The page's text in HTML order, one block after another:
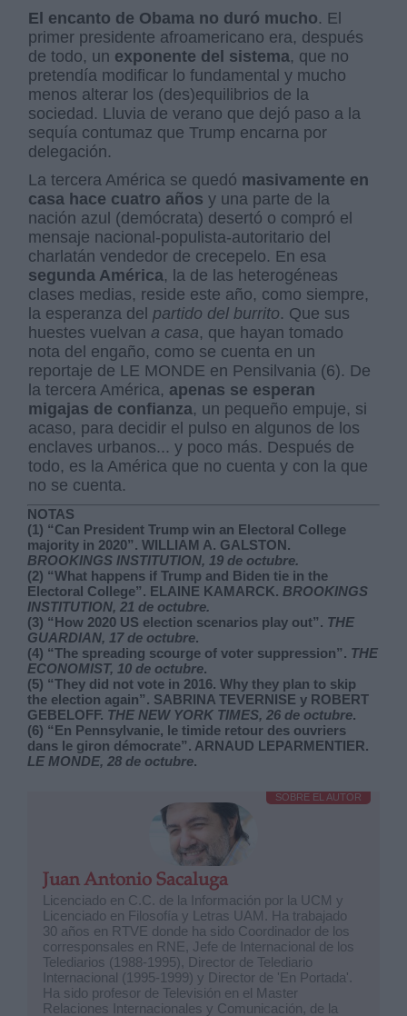
El encanto de Obama no duró mucho. El
primer presidente afroamericano era, después
de todo, un exponente del sistema, que no
pretendía modificar lo fundamental y mucho
menos alterar los (des)equilibrios de la
sociedad. Lluvia de verano que dejó paso a la
sequía contumaz que Trump encarna por
delegación.
La tercera América se quedó masivamente en
casa hace cuatro años y una parte de la
nación azul (demócrata) desertó o compró el
mensaje nacional-populista-autoritario del
charlatán vendedor de crecepelo. En esa
segunda América, la de las heterogéneas
clases medias, reside este año, como siempre,
la esperanza del partido del burrito. Que sus
huestes vuelvana casa, que hayan tomado
nota del engaño, como se cuenta en un
reportaje de LE MONDE en Pensilvania (6). De
la tercera América, apenas se esperan
migajas de confianza, un pequeño empuje, si
acaso, para decidir el pulso en algunos de los
enclaves urbanos... y poco más. Después de
todo, es la América que no cuenta y con la que
no se cuenta.
NOTAS
(1) “Can President Trump win an Electoral College
majority in 2020”. WILLIAM A. GALSTON.
BROOKINGS INSTITUTION, 19 de octubre.
(2) “What happens if Trump and Biden tie in the
Electoral College”. ELAINE KAMARCK. BROOKINGS
INSTITUTION, 21 de octubre.
(3) “How 2020 US election scenarios play out”. THE
GUARDIAN, 17 de octubre.
(4) “The spreading scourge of voter suppression”. THE
ECONOMIST, 10 de octubre.
(5) “They did not vote in 2016. Why they plan to skip
the election again”. SABRINA TEVERNISE y ROBERT
GEBELOFF. THE NEW YORK TIMES, 26 de octubre.
(6) “En Pennsylvanie, le timide retour des ouvriers
dans le giron démocrate”. ARNAUD LEPARMENTIER.
LE MONDE, 28 de octubre.
SOBRE EL AUTOR
Juan Antonio Sacaluga
Licenciado en C.C. de la Información por la UCM y
Licenciado en Filosofía y Letras UAM. Ha trabajado
30 años en RTVE donde ha sido Coordinador de los
corresponsales en RNE, Jefe de Internacional de los
Telediarios (1988-1995), Director de Telediario
Internacional (1995-1999) y Director de 'En Portada'.
Ha sido profesor de Televisión en el Master
Relaciones Internacionales y Comunicación, de la